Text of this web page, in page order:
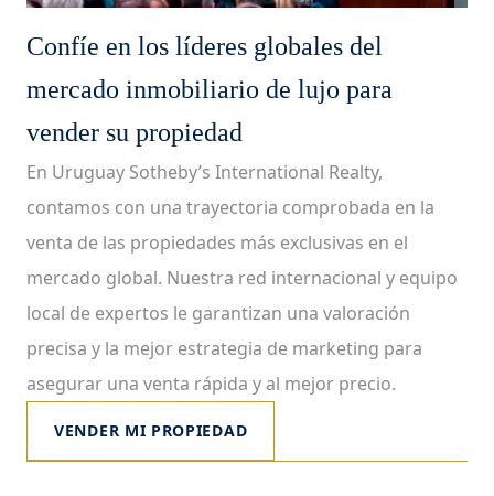
Confíe en los líderes globales del
mercado inmobiliario de lujo para
vender su propiedad
En Uruguay Sotheby’s International Realty,
contamos con una trayectoria comprobada en la
venta de las propiedades más exclusivas en el
mercado global. Nuestra red internacional y equipo
local de expertos le garantizan una valoración
precisa y la mejor estrategia de marketing para
asegurar una venta rápida y al mejor precio.
VENDER MI PROPIEDAD